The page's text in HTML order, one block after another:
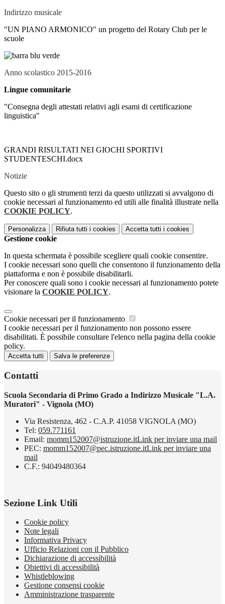
Indirizzo musicale
"UN PIANO ARMONICO" un progetto del Rotary Club per le
scuole
Anno scolastico 2015-2016
Lingue comunitarie
"Consegna degli attestati relativi agli esami di certificazione
linguistica"
GRANDI RISULTATI NEI GIOCHI SPORTIVI
STUDENTESCHI.docx
Notizie
Questo sito o gli strumenti terzi da questo utilizzati si avvalgono di
cookie necessari al funzionamento ed utili alle finalità illustrate nella
COOKIE POLICY.
Personalizza Rifiuta tutti i cookies Accetta tutti i cookies
Gestione cookie
In questa schermata è possibile scegliere quali cookie consentire.
I cookie necessari sono quelli che consentono il funzionamento della
piattaforma e non è possibile disabilitarli.
Per conoscere quali sono i cookie necessari al funzionamento potete
visionare la COOKIE POLICY.
Cookie necessari per il funzionamento
I cookie necessari per il funzionamento non possono essere
disabilitati. È possibile consultare l'elenco nella pagina della cookie
policy.
Accetta tutti Salva le preferenze
Contatti
Scuola Secondaria di Primo Grado a Indirizzo Musicale "L.A.
Muratori" - Vignola (MO)
Via Resistenza, 462 - C.A.P. 41058 VIGNOLA (MO)
Tel: 059.771161
Email: momm152007@istruzione.itLink per inviare una mail
PEC: momm152007@pec.istruzione.itLink per inviare una
mail
C.F.: 94049480364
Sezione Link Utili
Cookie policy
Note legali
Informativa Privacy
Ufficio Relazioni con il Pubblico
Dichiarazione di accessibilità
Obiettivi di accessibilità
Whistleblowing
Gestione consensi cookie
Amministrazione trasparente